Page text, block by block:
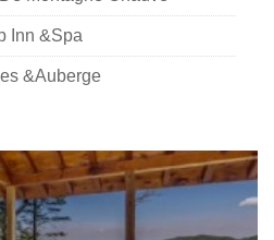
Inn &Spa
&Auberge